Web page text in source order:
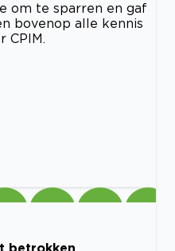
om te sparren en gaf
bovenop alle kennis
CPIM.
betrokken